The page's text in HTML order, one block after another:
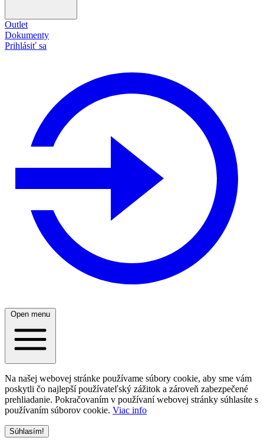
Outlet
Dokumenty
Prihlásiť sa
Open menu
Na našej webovej stránke používame súbory cookie, aby sme vám
poskytli čo najlepší používateľský zážitok a zároveň zabezpečené
prehliadanie. Pokračovaním v používaní webovej stránky súhlasíte s
používaním súborov cookie. Viac info
Súhlasím!